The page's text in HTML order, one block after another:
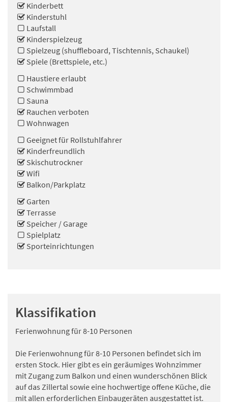
Kinderbett
Kinderstuhl
Laufstall
Kinderspielzeug
Spielzeug (shuffleboard, Tischtennis, Schaukel)
Spiele (Brettspiele, etc.)
Haustiere erlaubt
Schwimmbad
Sauna
Rauchen verboten
Wohnwagen
Geeignet für Rollstuhlfahrer
Kinderfreundlich
Skischutrockner
Wifi
Balkon/Parkplatz
Garten
Terrasse
Speicher / Garage
Spielplatz
Sporteinrichtungen
Klassifikation
Ferienwohnung für 8-10 Personen
Die Ferienwohnung für 8-10 Personen befindet sich im
ersten Stock. Hier gibt es ein geräumiges Wohnzimmer
mit Zugang zum Balkon und einen wunderschönen Blick
auf das Zillertal sowie eine hochwertige offene Küche, die
mit allen erforderlichen Einbaugeräten ausgestattet ist.